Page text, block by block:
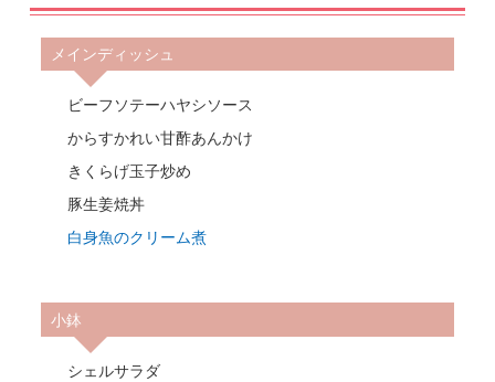
メインディッシュ
ビーフソテーハヤシソース
からすかれい甘酢あんかけ
きくらげ玉子炒め
豚生姜焼丼
白身魚のクリーム煮
小鉢
シェルサラダ